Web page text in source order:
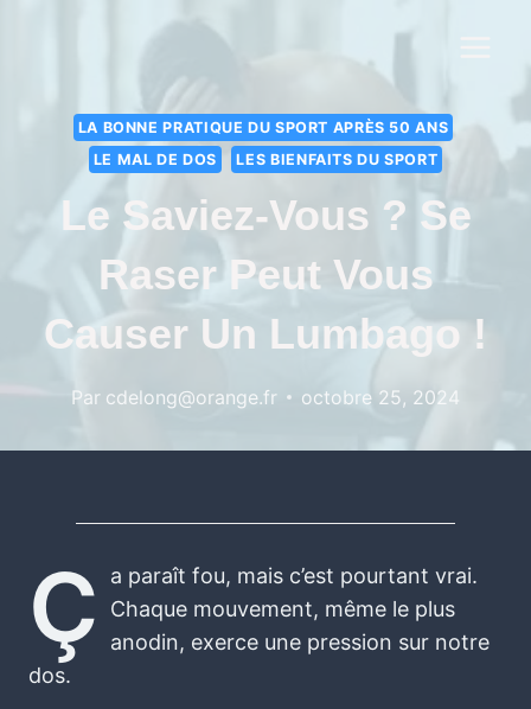
LA BONNE PRATIQUE DU SPORT APRÈS 50 ANS
LE MAL DE DOS
LES BIENFAITS DU SPORT
Le Saviez-Vous ? Se
Raser Peut Vous
Causer Un Lumbago !
Par cdelong@orange.fr octobre 25, 2024
Ç
a paraît fou, mais c’est pourtant vrai.
Chaque mouvement, même le plus
anodin, exerce une pression sur notre
dos.